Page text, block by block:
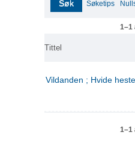
Søk Søketips
1–1
Tittel
Vildanden ; Hvide
1–1